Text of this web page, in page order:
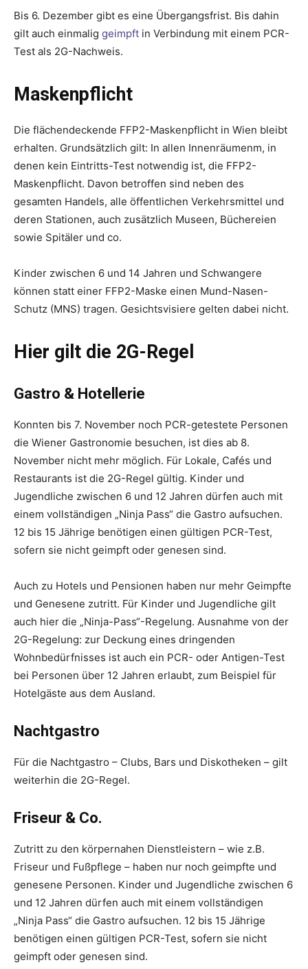
Bis 6. Dezember gibt es eine Übergangsfrist. Bis dahin
gilt auch einmalig geimpft in Verbindung mit einem PCR-
Test als 2G-Nachweis.
Maskenpflicht
Die flächendeckende FFP2-Maskenpflicht in Wien bleibt
erhalten. Grundsätzlich gilt: In allen Innenräumenm, in
denen kein Eintritts-Test notwendig ist, die FFP2-
Maskenpflicht. Davon betroffen sind neben des
gesamten Handels, alle öffentlichen Verkehrsmittel und
deren Stationen, auch zusätzlich Museen, Büchereien
sowie Spitäler und co.
Kinder zwischen 6 und 14 Jahren und Schwangere
können statt einer FFP2-Maske einen Mund-Nasen-
Schutz (MNS) tragen. Gesichtsvisiere gelten dabei nicht.
Hier gilt die 2G-Regel
Gastro & Hotellerie
Konnten bis 7. November noch PCR-getestete Personen
die Wiener Gastronomie besuchen, ist dies ab 8.
November nicht mehr möglich. Für Lokale, Cafés und
Restaurants ist die 2G-Regel gültig. Kinder und
Jugendliche zwischen 6 und 12 Jahren dürfen auch mit
einem vollständigen „Ninja Pass“ die Gastro aufsuchen.
12 bis 15 Jährige benötigen einen gültigen PCR-Test,
sofern sie nicht geimpft oder genesen sind.
Auch zu Hotels und Pensionen haben nur mehr Geimpfte
und Genesene zutritt. Für Kinder und Jugendliche gilt
auch hier die „Ninja-Pass“-Regelung. Ausnahme von der
2G-Regelung: zur Deckung eines dringenden
Wohnbedürfnisses ist auch ein PCR- oder Antigen-Test
bei Personen über 12 Jahren erlaubt, zum Beispiel für
Hotelgäste aus dem Ausland.
Nachtgastro
Für die Nachtgastro – Clubs, Bars und Diskotheken – gilt
weiterhin die 2G-Regel.
Friseur & Co.
Zutritt zu den körpernahen Dienstleistern – wie z.B.
Friseur und Fußpflege – haben nur noch geimpfte und
genesene Personen. Kinder und Jugendliche zwischen 6
und 12 Jahren dürfen auch mit einem vollständigen
„Ninja Pass“ die Gastro aufsuchen. 12 bis 15 Jährige
benötigen einen gültigen PCR-Test, sofern sie nicht
geimpft oder genesen sind.